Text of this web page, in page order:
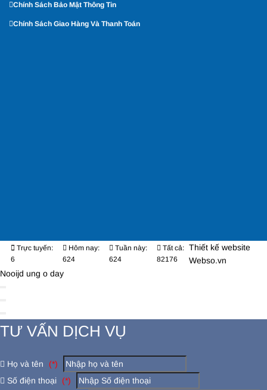
Chính Sách Bảo Mật Thông Tin
Chính Sách Giao Hàng Và Thanh Toán
Trực tuyến:
6
Hôm nay:
624
Tuần này:
624
Tất cả:
82176
Thiết kế website
Webso.vn
Nooijd ung o day
TƯ VẤN DỊCH VỤ
Họ và tên
(*)
Số điện thoại
(*)